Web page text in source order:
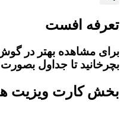
تعرفه افست
بچرخانید تا جداول
بخش کارت ویزیت